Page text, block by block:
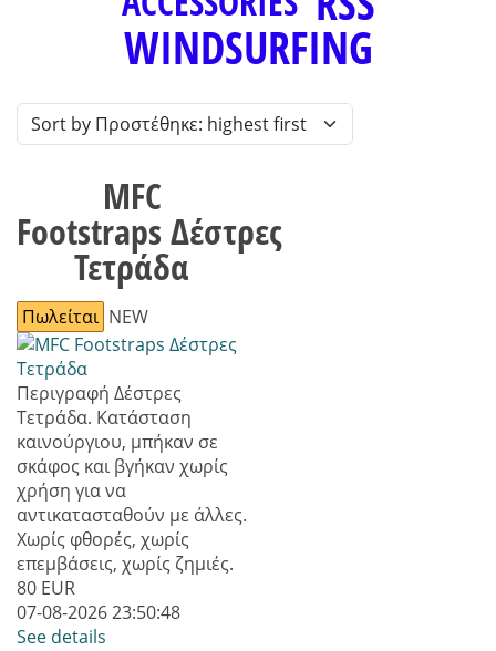
WINDSURFING
MFC
Footstraps Δέστρες
Τετράδα
Πωλείται NEW
Περιγραφή Δέστρες
Τετράδα. Κατάσταση
καινούργιου, μπήκαν σε
σκάφος και βγήκαν χωρίς
χρήση για να
αντικατασταθούν με άλλες.
Χωρίς φθορές, χωρίς
επεμβάσεις, χωρίς ζημιές.
80 EUR
07-08-2026 23:50:48
See details